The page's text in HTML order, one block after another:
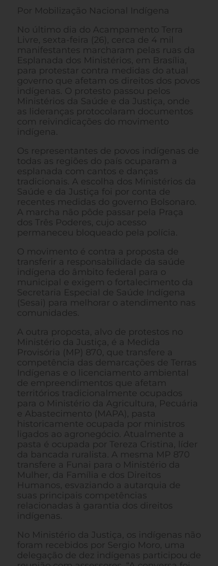
Por Mobilização Nacional Indígena
No último dia do Acampamento Terra
Livre, sexta-feira (26), cerca de 4 mil
manifestantes marcharam pelas ruas da
Esplanada dos Ministérios, em Brasília,
para protestar contra medidas do atual
governo que afetam os direitos dos povos
indígenas. O protesto passou pelos
Ministérios da Saúde e da Justiça, onde
as lideranças protocolaram documentos
com reivindicações do movimento
indígena.
Os representantes de povos indígenas de
todas as regiões do país ocuparam a
esplanada com cantos e danças
tradicionais. A escolha dos Ministérios da
Saúde e da Justiça foi por conta de
recentes medidas do governo Bolsonaro.
A marcha não pôde passar pela Praça
dos Três Poderes, cujo acesso
permaneceu bloqueado pela polícia.
O movimento é contra a proposta de
transferir a responsabilidade da saúde
indígena do âmbito federal para o
municipal e exigem o fortalecimento da
Secretaria Especial de Saúde Indígena
(Sesai) para melhorar o atendimento nas
comunidades.
A outra proposta, alvo de protestos no
Ministério da Justiça, é a Medida
Provisória (MP) 870, que transfere a
competência das demarcações de Terras
Indígenas e o licenciamento ambiental
de empreendimentos que afetam
territórios tradicionalmente ocupados
para o Ministério da Agricultura, Pecuária
e Abastecimento (MAPA), pasta
historicamente ocupada por ministros
ligados ao agronegócio. Atualmente a
pasta é ocupada por Tereza Cristina, líder
da bancada ruralista. A mesma MP 870
transfere a Funai para o Ministério da
Mulher, da Família e dos Direitos
Humanos, esvaziando a autarquia de
suas principais competências
relacionadas à garantia dos direitos
indígenas.
No Ministério da Justiça, os indígenas não
foram recebidos por Sergio Moro, uma
delegação de dez indígenas participou de